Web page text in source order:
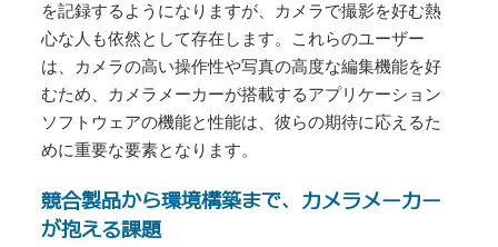
を記録するようになりますが、カメラで撮影を好む熱
心な人も依然として存在します。これらのユーザー
は、カメラの高い操作性や写真の高度な編集機能を好
むため、カメラメーカーが搭載するアプリケーション
ソフトウェアの機能と性能は、彼らの期待に応えるた
めに重要な要素となります。
競合製品から環境構築まで、カメラメーカー
が抱える課題